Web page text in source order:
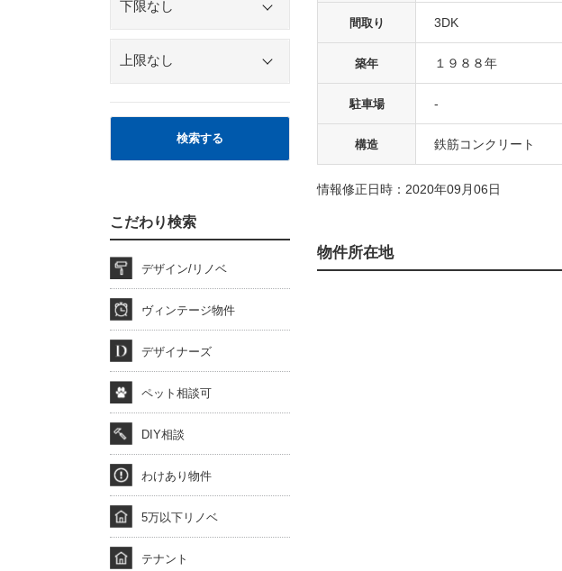
間取り 3DK
築年 １９８８年
駐車場 -
構造 鉄筋コンクリート
情報修正日時：2020年09月06日
物件所在地
検索する
こだわり検索
デザイン/リノベ
ヴィンテージ物件
デザイナーズ
ペット相談可
DIY相談
わけあり物件
5万以下リノベ
テナント